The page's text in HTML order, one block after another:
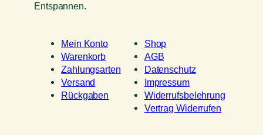
Entspannen.
Mein Konto
Warenkorb
Zahlungsarten
Versand
Rückgaben
Shop
AGB
Datenschutz
Impressum
Widerrufsbelehrung
Vertrag Widerrufen